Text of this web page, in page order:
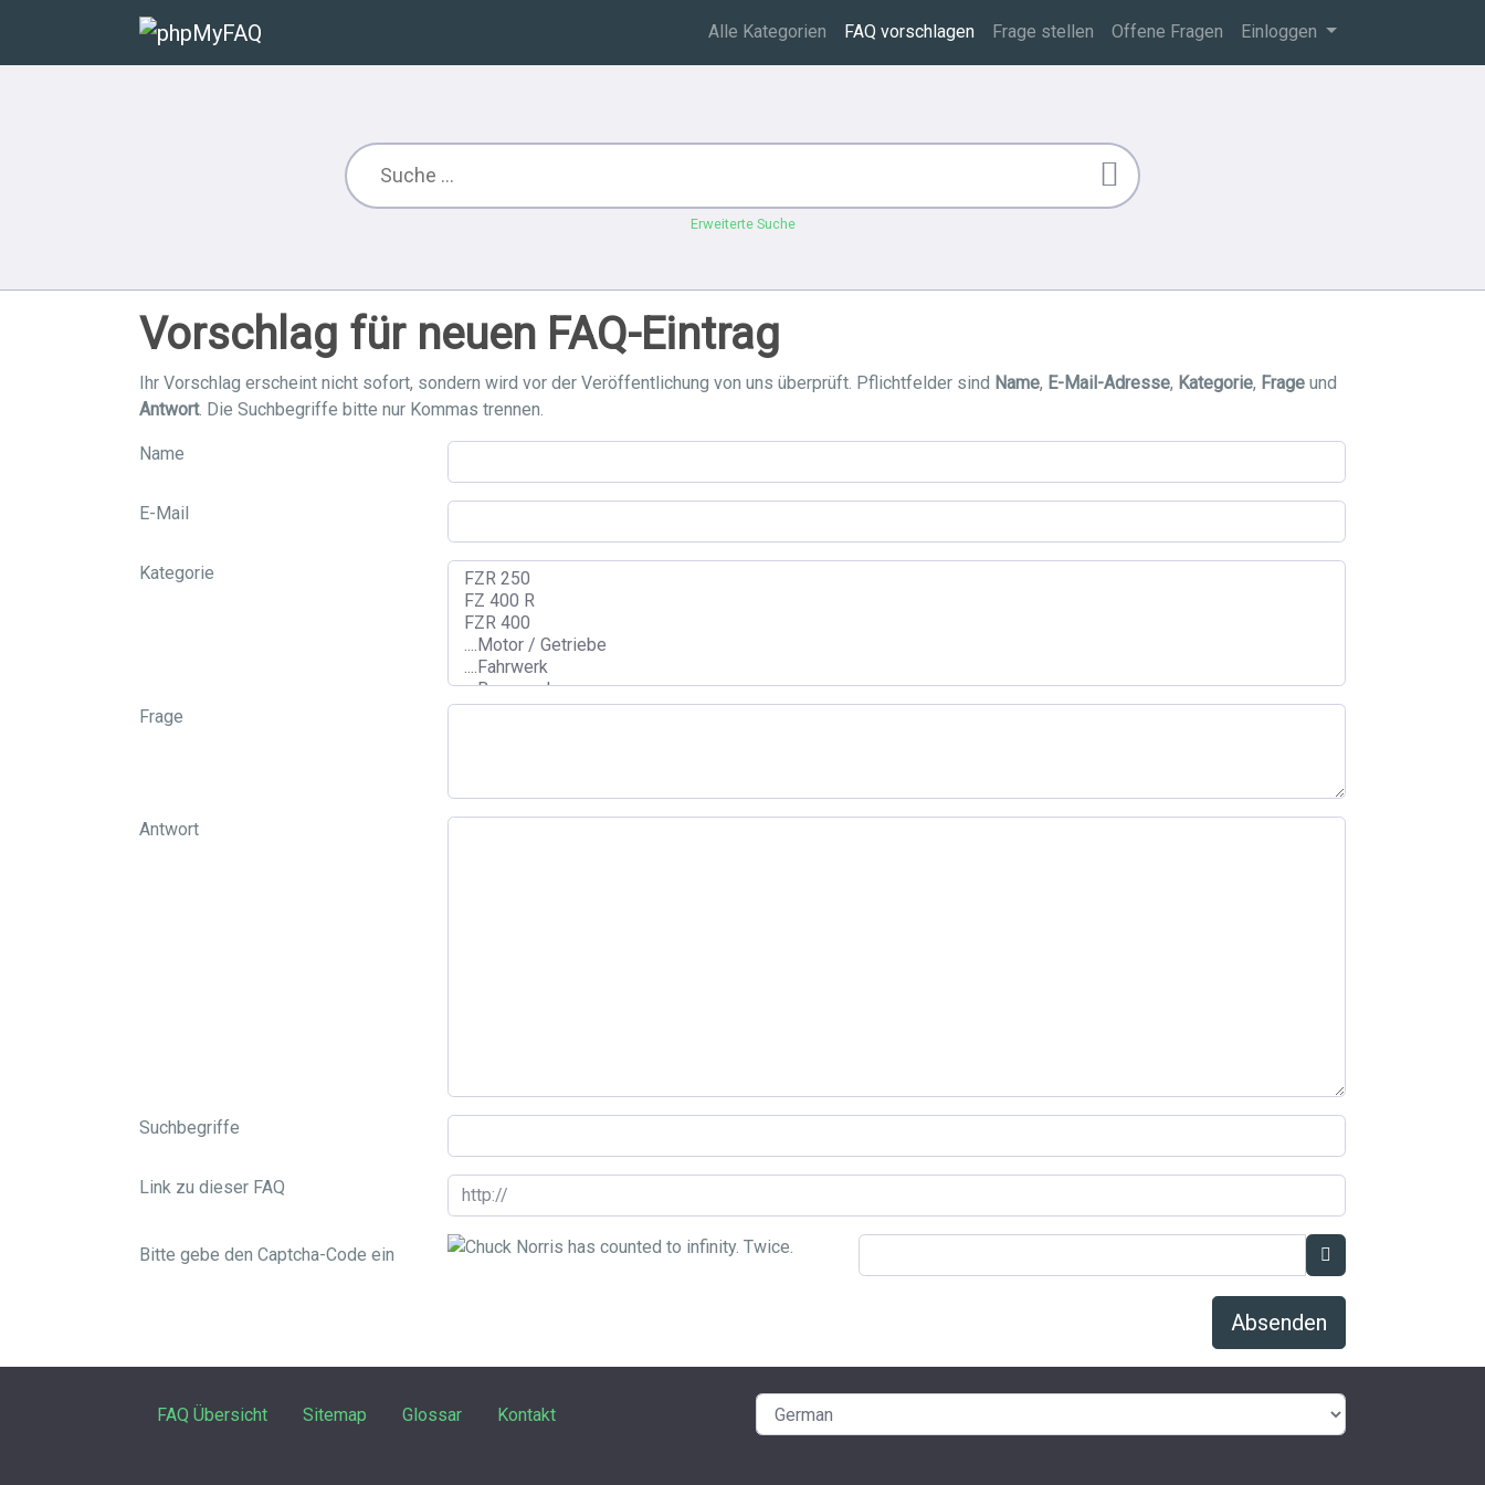
Alle Kategorien FAQ vorschlagen Frage stellen Offene Fragen Einloggen
Erweiterte Suche
Vorschlag für neuen FAQ-Eintrag
Ihr Vorschlag erscheint nicht sofort, sondern wird vor der Veröffentlichung von uns überprüft. Pflichtfelder sind Name, E-Mail-Adresse, Kategorie, Frage und
Antwort. Die Suchbegriffe bitte nur Kommas trennen.
Name
E-Mail
Kategorie
Frage
Antwort
Suchbegriffe
Link zu dieser FAQ
Bitte gebe den Captcha-Code ein
Absenden
FAQ Übersicht Sitemap Glossar Kontakt